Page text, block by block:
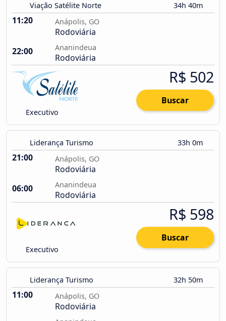
Viação Satélite Norte 34h 40m
11:20 Anápolis, GO
Rodoviária
22:00
Ananindeua
Rodoviária
Executivo
R$ 502
Buscar
Liderança Turismo 33h 0m
21:00 Anápolis, GO
Rodoviária
06:00
Ananindeua
Rodoviária
Executivo
R$ 598
Buscar
Liderança Turismo 32h 50m
11:00 Anápolis, GO
Rodoviária